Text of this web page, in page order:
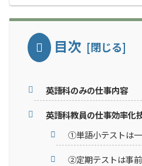
目次
英語科のみの仕事内容
英語科教員の仕事効率化
①単語小テストは
②定期テストは事